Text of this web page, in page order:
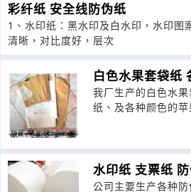
彩纤纸 安全线防伪纸
1、水印纸：黑水印及白水印，水印图
清晰，对比度好，层次
白色水果套袋纸
我厂生产的白色水
纸、及各种颜色的苹
水印纸 支票纸
公司主要生产各种